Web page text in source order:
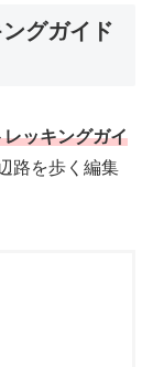
グガイド
ッキングガイ
路を歩く編集